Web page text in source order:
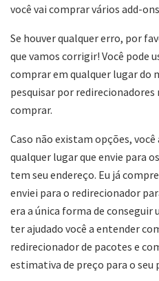
você vai comprar vários add-
Se houver qualquer erro, por
que vamos corrigir! Você pode
comprar em qualquer lugar do
pesquisar por redirecionadores
comprar.
Caso não existam opções,
qualquer lugar que envie para
tem seu endereço. Eu já
enviei para o redirecionador
era a única forma de conseguir
ter ajudado você a entender
redirecionador de pacotes e
estimativa de preço para o seu